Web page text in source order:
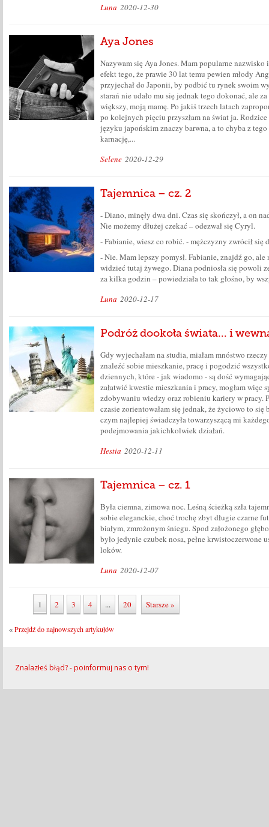
Luna 2020-12-30
Aya Jones
Nazywam się Aya Jones. Mam popularne
efekt tego, że prawie 30 lat temu pewien młody
przyjechał do Japonii, by podbić tu rynek swoim
starań nie udało mu się jednak tego dokonać, ale
większy, moją mamę. Po jakiś trzech latach
po kolejnych pięciu przyszłam na świat ja.
języku japońskim znaczy barwna, a to chyba z tego
karnację,...
Selene 2020-12-29
Tajemnica – cz. 2
- Diano, minęły dwa dni. Czas się skończył, a on
Nie możemy dłużej czekać – odezwał się Cyryl.
- Fabianie, wiesz co robić. - mężczyzny zwrócił się
- Nie. Mam lepszy pomysł. Fabianie, znajdź go,
widzieć tutaj żywego. Diana podniosła się powoli
za kilka godzin – powiedziała to tak głośno, by
Luna 2020-12-17
Podróż dookoła świata... i
Gdy wyjechałam na studia, miałam mnóstwo
znaleźć sobie mieszkanie, pracę i pogodzić
dziennych, które - jak wiadomo - są dość
załatwić kwestie mieszkania i pracy, mogłam więc
zdobywaniu wiedzy oraz robieniu kariery w pracy.
czasie zorientowałam się jednak, że życiowo to się
czym najlepiej świadczyła towarzyszącą mi
podejmowania jakichkolwiek działań.
Hestia 2020-12-11
Tajemnica – cz. 1
Była ciemna, zimowa noc. Leśną ścieżką szła
sobie eleganckie, choć trochę zbyt długie czarne
białym, zmrożonym śniegu. Spod założonego
było jedynie czubek nosa, pełne krwistoczerwone
loków.
Luna 2020-12-07
1 2 3 4 ... 20 Starsze »
«Przejdź do najnowszych artykułów
Znalazłeś błąd? - poinformuj nas o tym!